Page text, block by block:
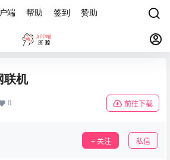
端 帮助 签到 赞助
联机
0 前往下载
关注 私信